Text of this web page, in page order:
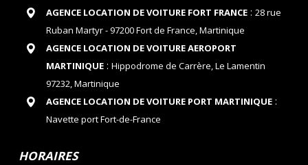
AGENCE LOCATION DE VOITURE FORT FRANCE: 28 rue
Ruban Martyr - 97200 Fort de France, Martinique
AGENCE LOCATION DE VOITURE AEROPORT
MARTINIQUE: Hippodrome de Carrère, Le Lamentin
97232, Martinique
AGENCE LOCATION DE VOITURE PORT MARTINIQUE:
Navette port Fort-de-France
HORAIRES